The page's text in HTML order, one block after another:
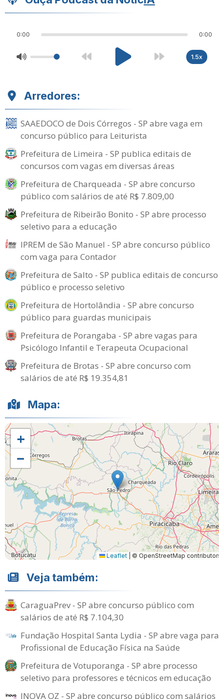
0:00 0:00
1.5x
Arredores:
SAAEDOCO de Dois Córregos - SP abre vaga em
concurso público para Leiturista
Prefeitura de Limeira - SP publica editais de
concursos com vagas em diversas áreas
Prefeitura de Charqueada - SP abre concurso
público com salários de até R$ 7.809,00
Prefeitura de Ribeirão Bonito - SP abre processo
seletivo para a educação
IPREM de São Manuel - SP abre concurso público
com vaga para Contador
Prefeitura de Salto - SP publica editais de concurso
público e processo seletivo
Prefeitura de Hortolândia - SP abre concurso
público para guardas municipais
Prefeitura de Porangaba - SP abre vagas para
Psicólogo Infantil e Terapeuta Ocupacional
Prefeitura de Brotas - SP abre concurso com
salários de até R$ 19.354,81
Mapa:
+
−
Leaflet © OpenStreetMap
Veja também:
CaraguaPrev - SP abre concurso público com
salários de até R$ 7.104,30
Fundação Hospital Santa Lydia - SP abre vaga para
Profissional de Educação Física na Saúde
Prefeitura de Votuporanga - SP abre processo
seletivo para professores e técnicos em educação
INOVA OZ - SP abre concurso público com salários